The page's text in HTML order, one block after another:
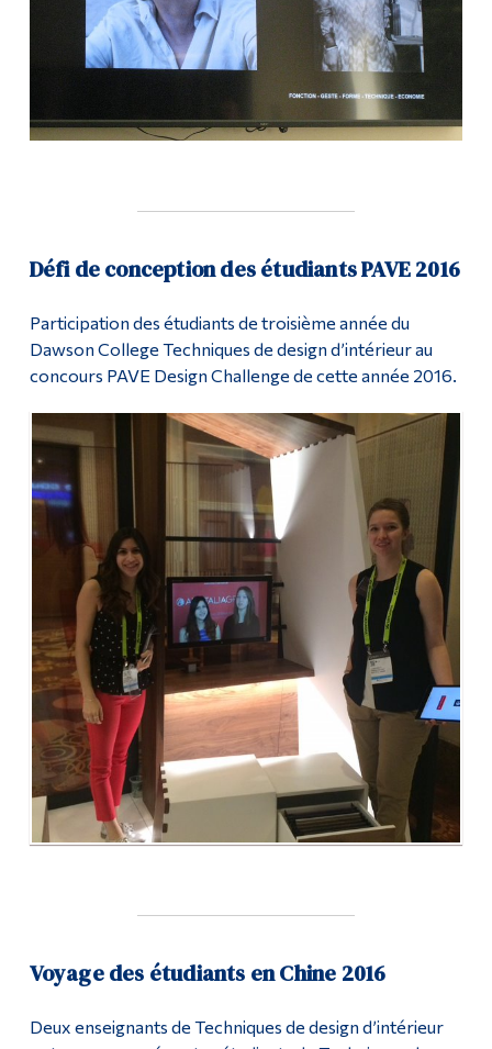
Défi de conception des étudiants PAVE 2016
Participation des étudiants de troisième année du
Dawson College Techniques de design d’intérieur au
concours PAVE Design Challenge de cette année 2016.
Voyage des étudiants en Chine 2016
Deux enseignants de Techniques de design d’intérieur